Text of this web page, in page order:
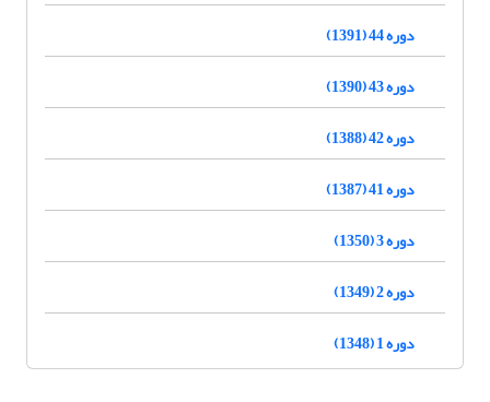
دوره 44 (1391)
دوره 43 (1390)
دوره 42 (1388)
دوره 41 (1387)
دوره 3 (1350)
دوره 2 (1349)
دوره 1 (1348)